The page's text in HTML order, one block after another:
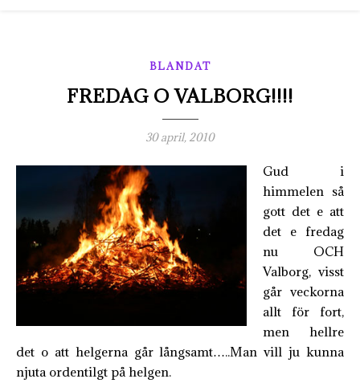
BLANDAT
FREDAG O VALBORG!!!!
30 april, 2010
Gud i
himmelen så
gott det e att
det e fredag
nu OCH
Valborg, visst
går veckorna
allt för fort,
men hellre
det o att helgerna går långsamt…..Man vill ju kunna
njuta ordentilgt på helgen.